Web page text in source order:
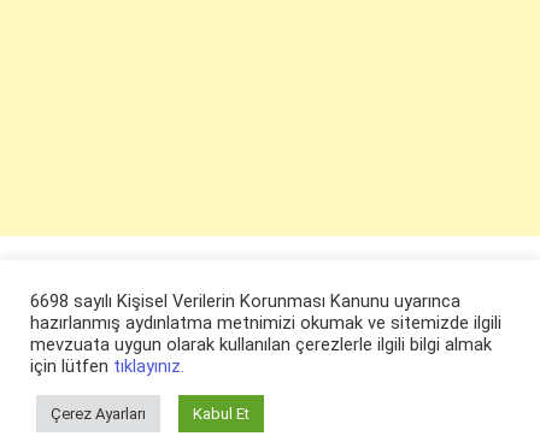
© ruyaevi.com 2022
6698 sayılı Kişisel Verilerin Korunması Kanunu uyarınca
hazırlanmış aydınlatma metnimizi okumak ve sitemizde ilgili
mevzuata uygun olarak kullanılan çerezlerle ilgili bilgi almak
için lütfen tıklayınız.
Çerez Ayarları Kabul Et